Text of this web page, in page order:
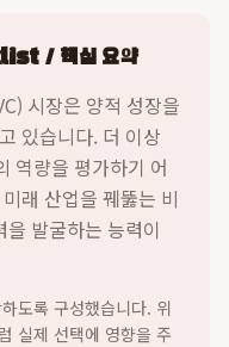
/ 핵심 요약
시장은 양적 성장을
있습니다. 더 이상
역량을 평가하기 어
래 산업을 꿰뚫는 비
발굴하는 능력이
도록 구성했습니다. 위
실제 선택에 영향을 주